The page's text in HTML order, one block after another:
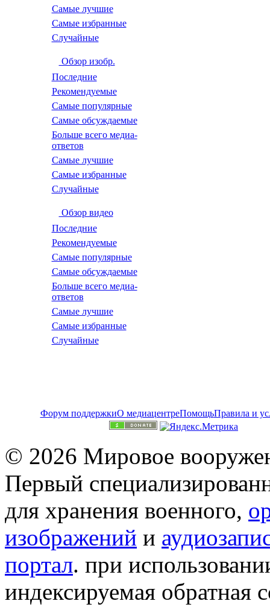
Самые лучшие
Самые избранные
Случайные
Обзор изобр.
Последние
Рекомендуемые
Самые популярные
Самые обсуждаемые
Больше всего медиа-
ответов
Самые лучшие
Самые избранные
Случайные
Обзор видео
Последние
Рекомендуемые
Самые популярные
Самые обсуждаемые
Больше всего медиа-
ответов
Самые лучшие
Самые избранные
Случайные
Форум поддержкиО медиацентреПомощьПравила и
© 2026 Мировое
Первый
для хранения военного,
изображений и
портал. при
индексируемая обратная